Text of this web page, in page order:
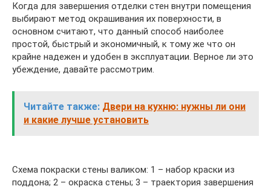
Когда для завершения отделки стен внутри помещения
выбирают метод окрашивания их поверхности, в
основном считают, что данный способ наиболее
простой, быстрый и экономичный, к тому же что он
крайне надежен и удобен в эксплуатации. Верное ли это
убеждение, давайте рассмотрим.
Читайте также: Двери на кухню: нужны ли они
и какие лучше установить
Схема покраски стены валиком: 1 – набор краски из
поддона; 2 – окраска стены; 3 – траектория завершения